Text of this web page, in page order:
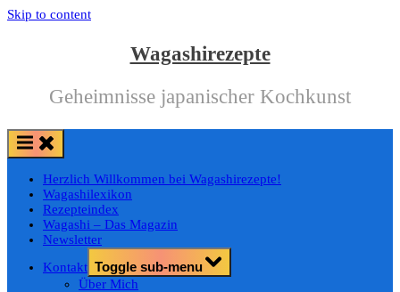
Skip to content
Wagashirezepte
Geheimnisse japanischer Kochkunst
Herzlich Willkommen bei Wagashirezepte!
Wagashilexikon
Rezepteindex
Wagashi – Das Magazin
Newsletter
Kontakt Toggle sub-menu
Über Mich